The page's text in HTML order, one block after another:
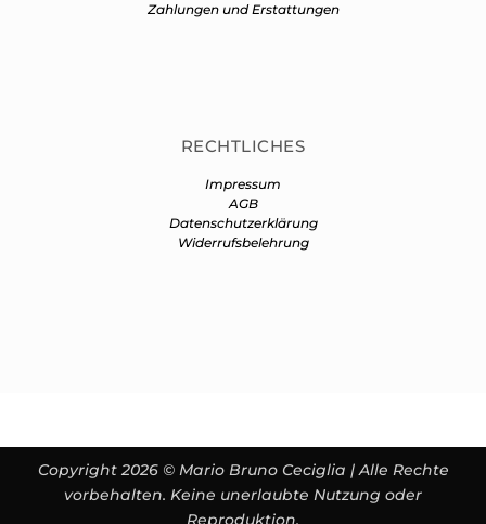
Zahlungen und Erstattungen
RECHTLICHES
Impressum
AGB
Datenschutzerklärung
Widerrufsbelehrung
Copyright 2026 © Mario Bruno Ceciglia | Alle Rechte
vorbehalten. Keine unerlaubte Nutzung oder
Reproduktion.